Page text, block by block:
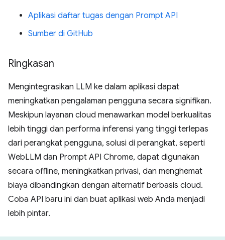
Aplikasi daftar tugas dengan Prompt API
Sumber di GitHub
Ringkasan
Mengintegrasikan LLM ke dalam aplikasi dapat
meningkatkan pengalaman pengguna secara signifikan.
Meskipun layanan cloud menawarkan model berkualitas
lebih tinggi dan performa inferensi yang tinggi terlepas
dari perangkat pengguna, solusi di perangkat, seperti
WebLLM dan Prompt API Chrome, dapat digunakan
secara offline, meningkatkan privasi, dan menghemat
biaya dibandingkan dengan alternatif berbasis cloud.
Coba API baru ini dan buat aplikasi web Anda menjadi
lebih pintar.